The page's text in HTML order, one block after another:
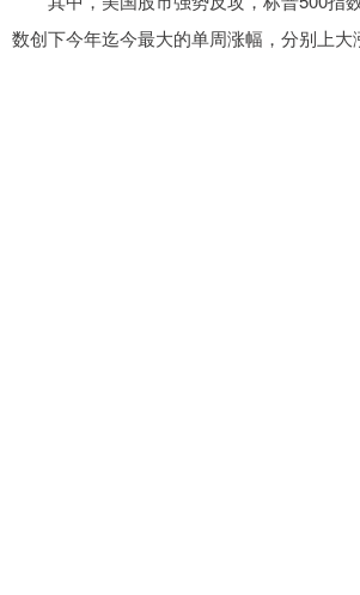
数创下今年迄今最大的单周涨幅，分别上大